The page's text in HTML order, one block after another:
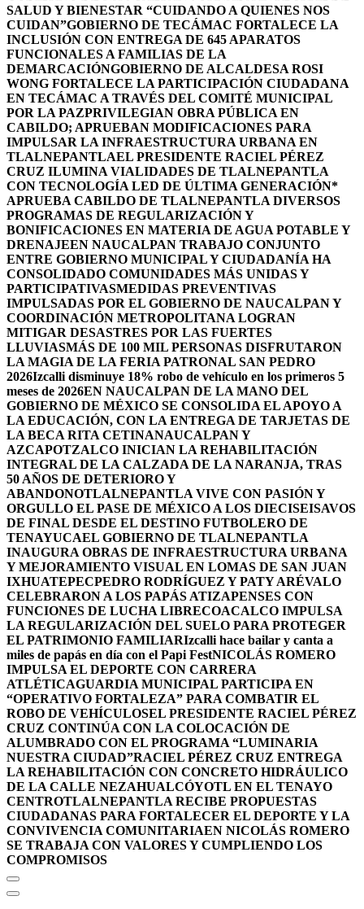
SALUD Y BIENESTAR “CUIDANDO A QUIENES NOS
CUIDAN”GOBIERNO DE TECÁMAC FORTALECE LA
INCLUSIÓN CON ENTREGA DE 645 APARATOS
FUNCIONALES A FAMILIAS DE LA
DEMARCACIÓNGOBIERNO DE ALCALDESA ROSI
WONG FORTALECE LA PARTICIPACIÓN CIUDADANA
EN TECÁMAC A TRAVÉS DEL COMITÉ MUNICIPAL
POR LA PAZPRIVILEGIAN OBRA PÚBLICA EN
CABILDO; APRUEBAN MODIFICACIONES PARA
IMPULSAR LA INFRAESTRUCTURA URBANA EN
TLALNEPANTLAEL PRESIDENTE RACIEL PÉREZ
CRUZ ILUMINA VIALIDADES DE TLALNEPANTLA
CON TECNOLOGÍA LED DE ÚLTIMA GENERACIÓN*
APRUEBA CABILDO DE TLALNEPANTLA DIVERSOS
PROGRAMAS DE REGULARIZACIÓN Y
BONIFICACIONES EN MATERIA DE AGUA POTABLE Y
DRENAJEEN NAUCALPAN TRABAJO CONJUNTO
ENTRE GOBIERNO MUNICIPAL Y CIUDADANÍA HA
CONSOLIDADO COMUNIDADES MÁS UNIDAS Y
PARTICIPATIVASMEDIDAS PREVENTIVAS
IMPULSADAS POR EL GOBIERNO DE NAUCALPAN Y
COORDINACIÓN METROPOLITANA LOGRAN
MITIGAR DESASTRES POR LAS FUERTES
LLUVIASMÁS DE 100 MIL PERSONAS DISFRUTARON
LA MAGIA DE LA FERIA PATRONAL SAN PEDRO
2026Izcalli disminuye 18% robo de vehículo en los primeros 5
meses de 2026EN NAUCALPAN DE LA MANO DEL
GOBIERNO DE MÉXICO SE CONSOLIDA EL APOYO A
LA EDUCACIÓN, CON LA ENTREGA DE TARJETAS DE
LA BECA RITA CETINANAUCALPAN Y
AZCAPOTZALCO INICIAN LA REHABILITACIÓN
INTEGRAL DE LA CALZADA DE LA NARANJA, TRAS
50 AÑOS DE DETERIORO Y
ABANDONOTLALNEPANTLA VIVE CON PASIÓN Y
ORGULLO EL PASE DE MÉXICO A LOS DIECISEISAVOS
DE FINAL DESDE EL DESTINO FUTBOLERO DE
TENAYUCAEL GOBIERNO DE TLALNEPANTLA
INAUGURA OBRAS DE INFRAESTRUCTURA URBANA
Y MEJORAMIENTO VISUAL EN LOMAS DE SAN JUAN
IXHUATEPECPEDRO RODRÍGUEZ Y PATY ARÉVALO
CELEBRARON A LOS PAPÁS ATIZAPENSES CON
FUNCIONES DE LUCHA LIBRECOACALCO IMPULSA
LA REGULARIZACIÓN DEL SUELO PARA PROTEGER
EL PATRIMONIO FAMILIARIzcalli hace bailar y canta a
miles de papás en día con el Papi FestNICOLÁS ROMERO
IMPULSA EL DEPORTE CON CARRERA
ATLÉTICAGUARDIA MUNICIPAL PARTICIPA EN
“OPERATIVO FORTALEZA” PARA COMBATIR EL
ROBO DE VEHÍCULOSEL PRESIDENTE RACIEL PÉREZ
CRUZ CONTINÚA CON LA COLOCACIÓN DE
ALUMBRADO CON EL PROGRAMA “LUMINARIA
NUESTRA CIUDAD”RACIEL PÉREZ CRUZ ENTREGA
LA REHABILITACIÓN CON CONCRETO HIDRÁULICO
DE LA CALLE NEZAHUALCÓYOTL EN EL TENAYO
CENTROTLALNEPANTLA RECIBE PROPUESTAS
CIUDADANAS PARA FORTALECER EL DEPORTE Y LA
CONVIVENCIA COMUNITARIAEN NICOLÁS ROMERO
SE TRABAJA CON VALORES Y CUMPLIENDO LOS
COMPROMISOS